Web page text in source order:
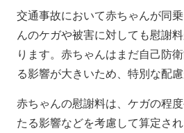
交通事故において赤ちゃんが同
んのケガや被害に対しても慰謝
ります。赤ちゃんはまだ自己防
る影響が大きいため、特別な配慮
赤ちゃんの慰謝料は、ケガの程
たる影響などを考慮して算定さ